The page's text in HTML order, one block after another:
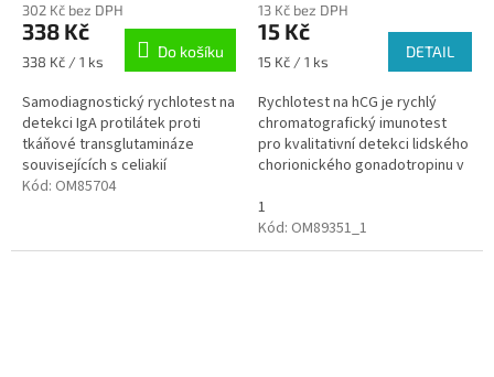
302 Kč bez DPH
338 Kč
Měrná
338 Kč / 1 ks
Do košíku
Samodiagnostický rychlotest na
detekci IgA protilátek proti
tkáňové transglutamináze
souvisejících s celiakií
(intolerancí lepku) ze vzorku
Kód: OM85704
produktu
je
5,0
5
hvězdiček.
13 Kč bez DPH
15 Kč
Měrná
15 Kč / 1 ks
DETAIL
Rychlotest na hCG je rychlý
chromatografický imunotest
pro kvalitativní detekci lidského
chorionického gonadotropinu v
detekci těhotenství. Pro...
1
Kód: OM89351_1